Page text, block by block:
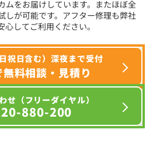
ムをお届けしています。またほぼ全
しが可能です。アフター修理も弊社
してご利用ください。
祝日含む）深夜まで受付
料相談・見積り
せ（フリーダイヤル）
880-200